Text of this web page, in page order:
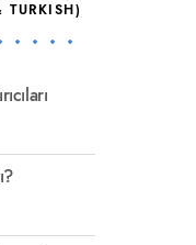
TURKISH)